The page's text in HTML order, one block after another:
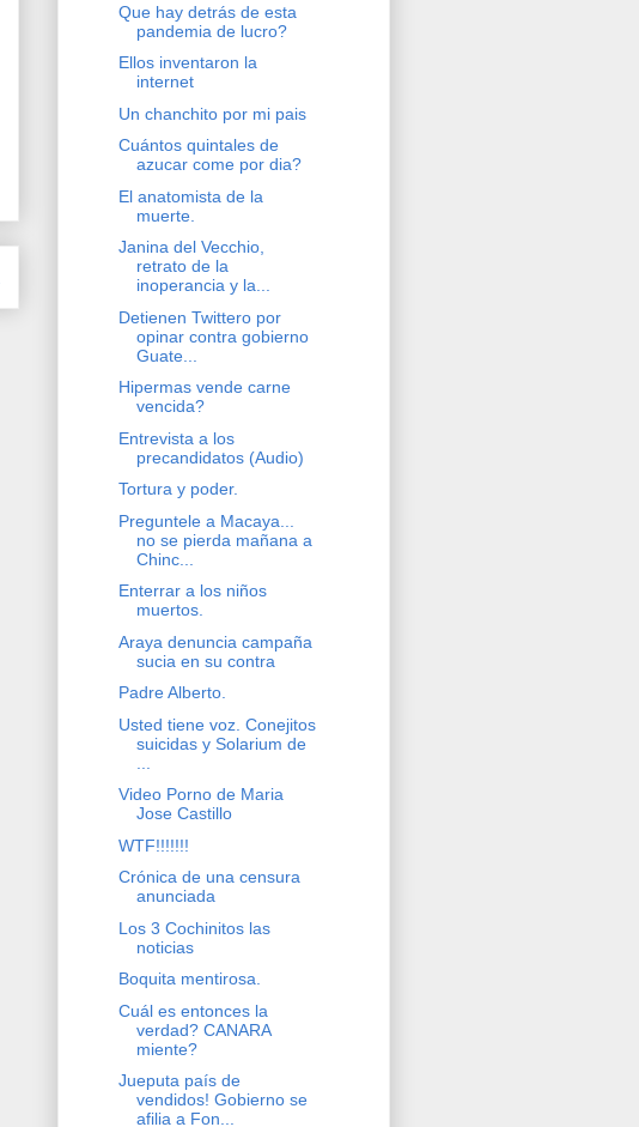
Que hay detrás de esta
pandemia de lucro?
Ellos inventaron la
internet
Un chanchito por mi pais
Cuántos quintales de
azucar come por dia?
El anatomista de la
muerte.
Janina del Vecchio,
retrato de la
inoperancia y la...
Detienen Twittero por
opinar contra gobierno
Guate...
Hipermas vende carne
vencida?
Entrevista a los
precandidatos (Audio)
Tortura y poder.
Preguntele a Macaya...
no se pierda mañana a
Chinc...
Enterrar a los niños
muertos.
Araya denuncia campaña
sucia en su contra
Padre Alberto.
Usted tiene voz. Conejitos
suicidas y Solarium de
Video Porno de Maria
Jose Castillo
WTF!!!!!!!
Crónica de una censura
anunciada
Los 3 Cochinitos las
noticias
Boquita mentirosa.
Cuál es entonces la
verdad? CANARA
miente?
Jueputa país de
vendidos! Gobierno se
afilia a Fon...